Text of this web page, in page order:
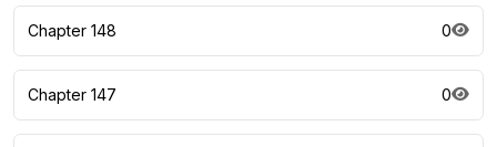
Chapter 148 0
Chapter 147 0